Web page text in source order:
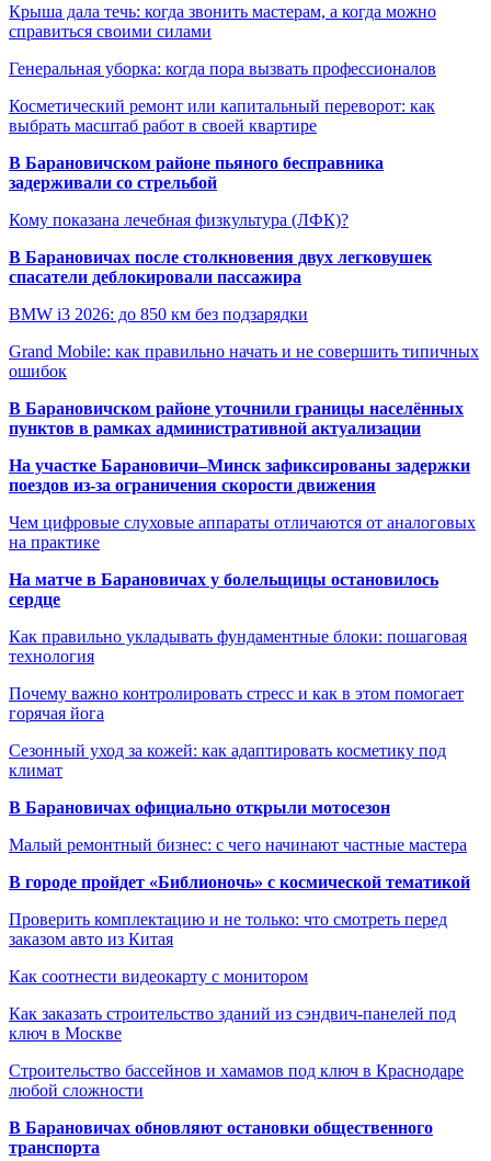
Крыша дала течь: когда звонить мастерам, а когда можно
справиться своими силами
Генеральная уборка: когда пора вызвать профессионалов
Косметический ремонт или капитальный переворот: как
выбрать масштаб работ в своей квартире
В Барановичском районе пьяного бесправника
задерживали со стрельбой
Кому показана лечебная физкультура (ЛФК)?
В Барановичах после столкновения двух легковушек
спасатели деблокировали пассажира
BMW i3 2026: до 850 км без подзарядки
Grand Mobile: как правильно начать и не совершить типичных
ошибок
В Барановичском районе уточнили границы населённых
пунктов в рамках административной актуализации
На участке Барановичи–Минск зафиксированы задержки
поездов из-за ограничения скорости движения
Чем цифровые слуховые аппараты отличаются от аналоговых
на практике
На матче в Барановичах у болельщицы остановилось
сердце
Как правильно укладывать фундаментные блоки: пошаговая
технология
Почему важно контролировать стресс и как в этом помогает
горячая йога
Сезонный уход за кожей: как адаптировать косметику под
климат
В Барановичах официально открыли мотосезон
Малый ремонтный бизнес: с чего начинают частные мастера
В городе пройдет «Библионочь» с космической тематикой
Проверить комплектацию и не только: что смотреть перед
заказом авто из Китая
Как соотнести видеокарту с монитором
Как заказать строительство зданий из сэндвич-панелей под
ключ в Москве
Строительство бассейнов и хамамов под ключ в Краснодаре
любой сложности
В Барановичах обновляют остановки общественного
транспорта